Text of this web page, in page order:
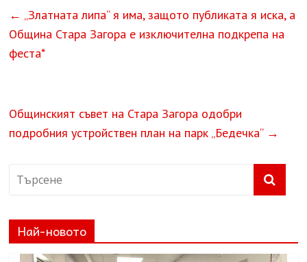
← „Златната липа“ я има, защото публиката я иска, а
Община Стара Загора е изключителна подкрепа на
феста*
Общинският съвет на Стара Загора одобри
подробния устройствен план на парк „Бедечка“ →
Най-новото